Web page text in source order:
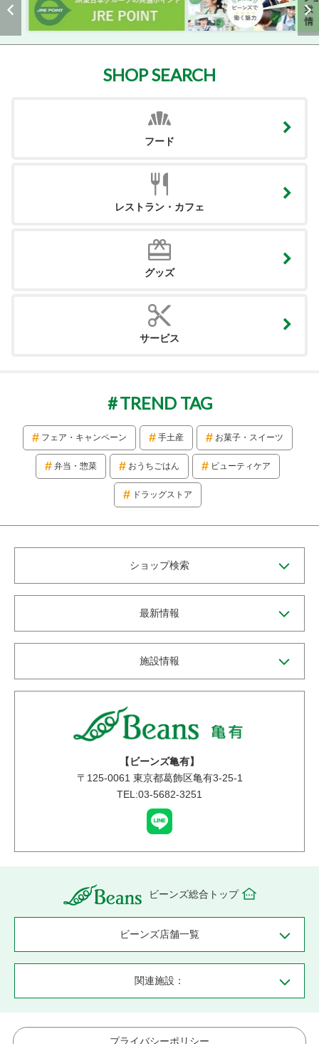
SHOP SEARCH
フード
レストラン・カフェ
グッズ
サービス
TREND TAG
フェア・キャンペーン 手土産 お菓子・スイーツ
弁当・惣菜 おうちごはん ビューティケア
ドラッグストア
ショップ検索
最新情報
施設情報
【ビーンズ亀有】
〒 125-0061 東京都葛飾区亀有3-25-1
TEL:03-5682-3251
ビーンズ総合トップ
ビーンズ店舗一覧
関連施設：
プライバシーポリシー